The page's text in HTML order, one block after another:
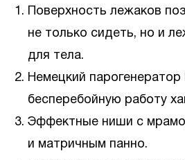
Поверхность лежаков
не только сидеть, но и
для тела.
Немецкий парогенератор
бесперебойную работу
Эффектные ниши с
и матричным панно.